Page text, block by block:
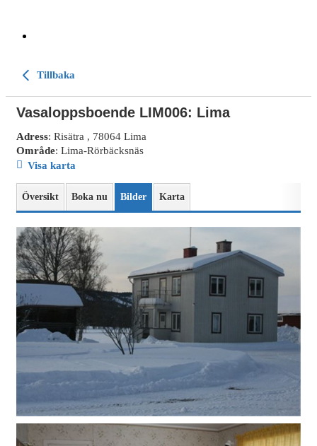
Tillbaka
Vasaloppsboende LIM006: Lima
Adress: Risätra , 78064 Lima
Område: Lima-Rörbäcksnäs
Visa karta
Översikt Boka nu Bilder Karta